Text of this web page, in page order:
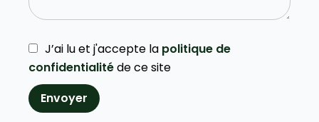
J’ai lu et j'accepte la politique de
confidentialitéde ce site
Envoyer